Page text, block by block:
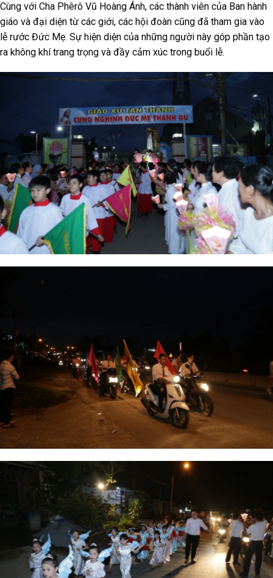
Cùng với Cha Phêrô Vũ Hoàng Ánh, các thành viên của Ban hành
giáo và đại diện từ các giới, các hội đoàn cũng đã tham gia vào
lễ rước Đức Mẹ. Sự hiện diện của những người này góp phần tạo
ra không khí trang trọng và đầy cảm xúc trong buổi lễ.